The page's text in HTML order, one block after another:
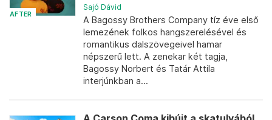
AFTER
Sajó Dávid
A Bagossy Brothers Company tíz éve első
lemezének folkos hangszerelésével és
romantikus dalszövegeivel hamar
népszerű lett. A zenekar két tagja,
Bagossy Norbert és Tatár Attila
interjúnkban a...